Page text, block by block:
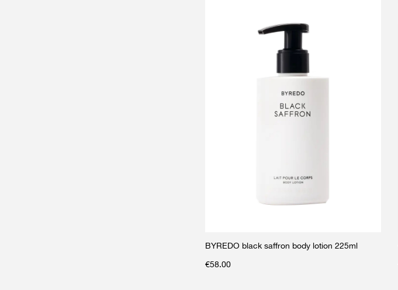
BYREDO black saffron body lotion 225ml
€58.00